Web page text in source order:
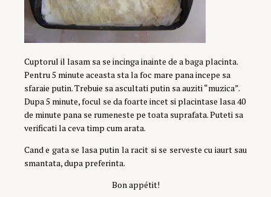
Cuptorul il lasam sa se incinga inainte de a baga placinta.
Pentru 5 minute aceasta sta la foc mare pana incepe sa
sfaraie putin. Trebuie sa ascultati putin sa auziti “muzica”.
Dupa 5 minute, focul se da foarte incet si placintase lasa 40
de minute pana se rumeneste pe toata suprafata. Puteti sa
verificati la ceva timp cum arata.
Cand e gata se lasa putin la racit si se serveste cu iaurt sau
smantata, dupa preferinta.
Bon appétit!